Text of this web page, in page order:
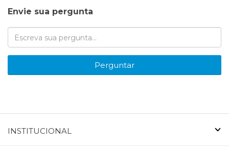
Envie sua pergunta
Perguntar
INSTITUCIONAL